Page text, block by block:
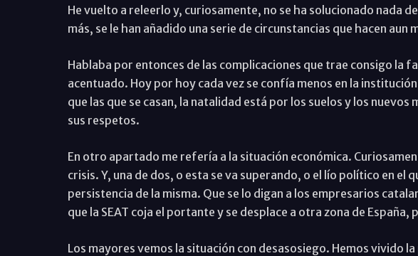
He vuelto a releerlo y, curiosamente, no se ha solucionado nada
más, se le han añadido una serie de circunstancias que hacen aun
Hablaba por entonces de las complicaciones que trae consigo la
acentuado. Hoy por hoy cada vez se confía menos en la
que las que se casan, la natalidad está por los suelos y los
sus respetos.
En otro apartado me refería a la situación económica.
crisis. Y, una de dos, o esta se va superando, o el lío político en el
persistencia de la misma. Que se lo digan a los empresarios
que la SEAT coja el portante y se desplace a otra zona de España,
Los mayores vemos la situación con desasosiego. Hemos vivido